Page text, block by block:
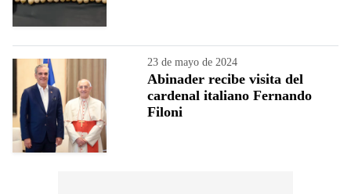
23 de mayo de 2024
Abinader recibe visita del
cardenal italiano Fernando
Filoni